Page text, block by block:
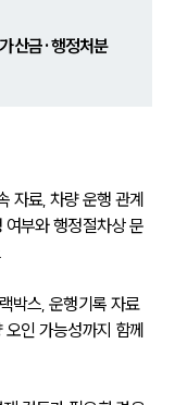
산금·행정처분
자료, 차량 운행 관계
부와 행정절차상 문
박스, 운행기록 자료
인 가능성까지 함께